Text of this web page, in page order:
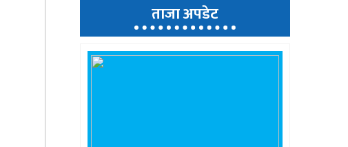
ताजा अपडेट